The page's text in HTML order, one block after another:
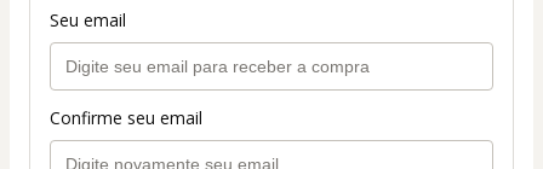
Seu email
Confirme seu email